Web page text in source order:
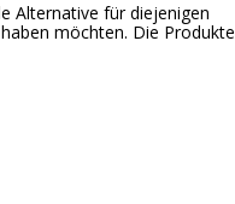
Alternative für diejenigen
möchten. Die Produkte